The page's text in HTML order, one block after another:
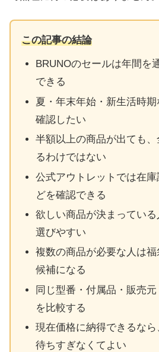
この記事の結論
BRUNOのセールは年間を
できる
夏・年末年始・新生活時
確認したい
半額以上の商品が出ても
るわけではない
公式アウトレットでは在
どを確認できる
欲しい商品が決まってい
選びやすい
複数の商品が必要な人は
候補になる
同じ型番・付属品・販売
を比較する
現在価格に納得できるな
待ちすぎなくてよい